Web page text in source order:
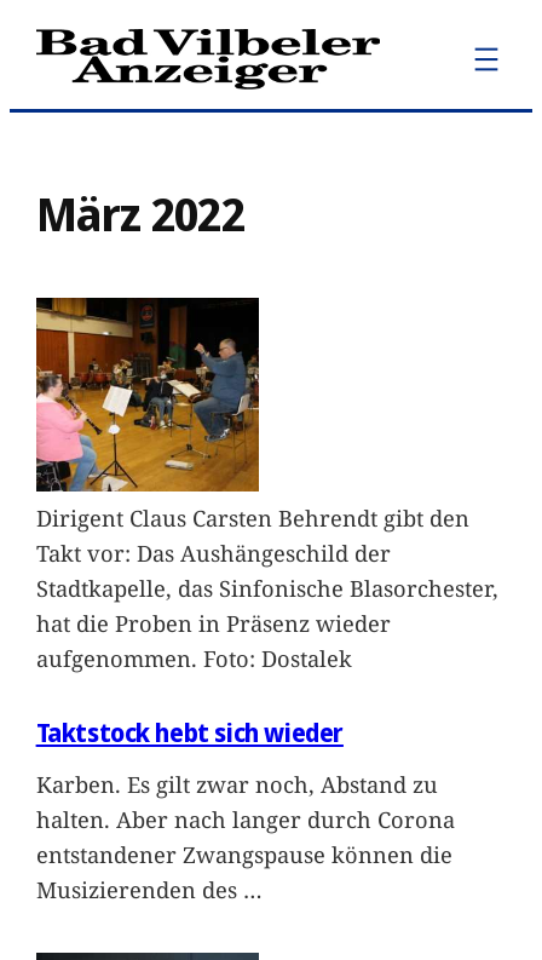
Zum
Inhalt
März 2022
Dirigent Claus Carsten Behrendt gibt den
Takt vor: Das Aushängeschild der
Stadtkapelle, das Sinfonische Blasorchester,
hat die Proben in Präsenz wieder
aufgenommen. Foto: Dostalek
Taktstock hebt sich wieder
Karben. Es gilt zwar noch, Abstand zu
halten. Aber nach langer durch Corona
entstandener Zwangspause können die
Musizierenden des …